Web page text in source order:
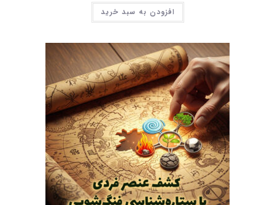
افزودن به سبد خرید